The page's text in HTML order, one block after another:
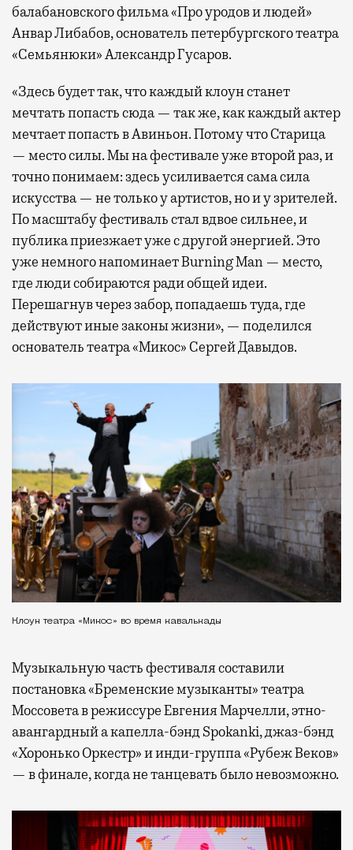
балабановского фильма «Про уродов и людей»
Анвар Либабов, основатель петербургского театра
«Семьянюки» Александр Гусаров.
«Здесь будет так, что каждый клоун станет
мечтать попасть сюда — так же, как каждый актер
мечтает попасть в Авиньон. Потому что Старица
— место силы. Мы на фестивале уже второй раз, и
точно понимаем: здесь усиливается сама сила
искусства — не только у артистов, но и у зрителей.
По масштабу фестиваль стал вдвое сильнее, и
публика приезжает уже с другой энергией. Это
уже немного напоминает Burning Man — место,
где люди собираются ради общей идеи.
Перешагнув через забор, попадаешь туда, где
действуют иные законы жизни», — поделился
основатель театра «Микос» Сергей Давыдов.
Клоун театра «Микос» во время кавалькады
Музыкальную часть фестиваля составили
постановка «Бременские музыканты» театра
Моссовета в режиссуре Евгения Марчелли, этно-
авангардный а капелла-бэнд Spokanki, джаз-бэнд
«Хоронько Оркестр» и инди-группа «Рубеж Веков»
— в финале, когда не танцевать было невозможно.